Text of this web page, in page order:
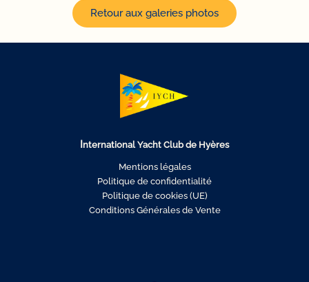
Retour aux galeries photos
International Yacht Club de Hyères
Mentions légales
Politique de confidentialité
Politique de cookies (UE)
Conditions Générales de Vente